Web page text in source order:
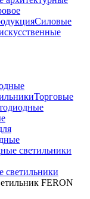
Силовые
Торговые
светильники
светильники
FERON